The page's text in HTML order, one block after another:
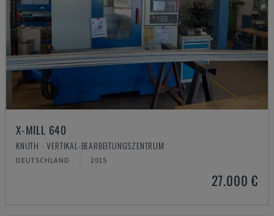
X-MILL 640
KNUTH - VERTIKAL-BEARBEITUNGSZENTRUM
DEUTSCHLAND 2015
27.000 €